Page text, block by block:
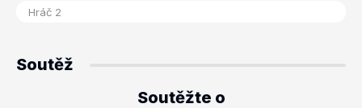
Soutěž
Soutěžte o